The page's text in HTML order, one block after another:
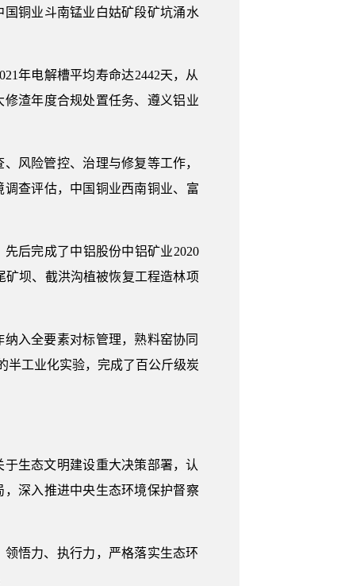
铜业斗南锰业白姑矿段矿坑涌水
年电解槽平均寿命达2442天，从
渣年度合规处置任务、遵义铝业
风险管控、治理与修复等工作，
查评估，中国铜业西南铜业、富
后完成了中铝股份中铝矿业2020
矿坝、截洪沟植被恢复工程造林项
入全要素对标管理，熟料窑协同
半工业化实验，完成了百公斤级炭
生态文明建设重大决策部署，认
深入推进中央生态环境保护督察
悟力、执行力，严格落实生态环